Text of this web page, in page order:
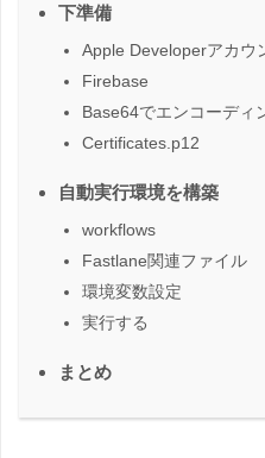
下準備
Apple Developerアカウ
Firebase
Base64でエンコーディ
Certificates.p12
自動実行環境を構築
workflows
Fastlane関連ファイル
環境変数設定
実行する
まとめ